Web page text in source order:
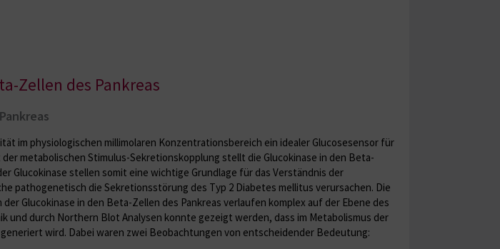
Zellen des Pankreas
im physiologischen millimolaren Konzentrationsbereich ein idealer Glucosesensor für
metabolischen Stimulus-Sekretionskopplung stellt die Glucokinase in den Beta-
Glucokinase stellen somit eine wichtige Grundlage für das Verständnis der
pathogenetisch die Sekretionsstörung des Typ 2 Diabetes mellitus verursachen. Die
Glucokinase in den Beta-Zellen des Pankreas verlaufen komplex auf der Ebene des
und durch Northern Blot Analysen konnte gezeigt werden, dass im Metabolismus der
wird. Dabei waren zwei Beobachtungen von entscheidender Bedeutung: